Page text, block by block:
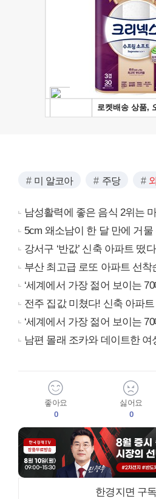
미 알코아 주당
남성활력에 좋은 음식 2위는
5cm 왜소남이 한 달 만에 거물
강서구 ‘반값’ 신축 아파트 떴
부산 최고급 로또 아파트 선착
‘세계에서 가장 젊어 보이는
전주 집값 미쳤다! 신축 아파
‘세계에서 가장 젊어 보이는
남편 몰래 조카와 데이트한 여
좋아요
0
싫어요
0
한경지면 구